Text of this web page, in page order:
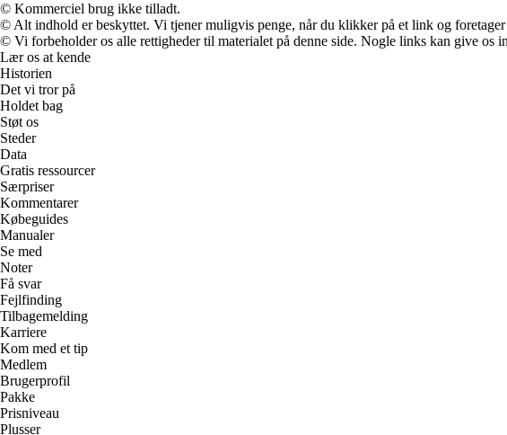
© Kommerciel brug ikke tilladt.
© Alt indhold er beskyttet. Vi tjener muligvis penge, når du klikker på et link og foretager
© Vi forbeholder os alle rettigheder til materialet på denne side. Nogle links kan give
Lær os at kende
Historien
Det vi tror på
Holdet bag
Støt os
Steder
Data
Gratis ressourcer
Særpriser
Kommentarer
Købeguides
Manualer
Se med
Noter
Få svar
Fejlfinding
Tilbagemelding
Karriere
Kom med et tip
Medlem
Brugerprofil
Pakke
Prisniveau
Plusser